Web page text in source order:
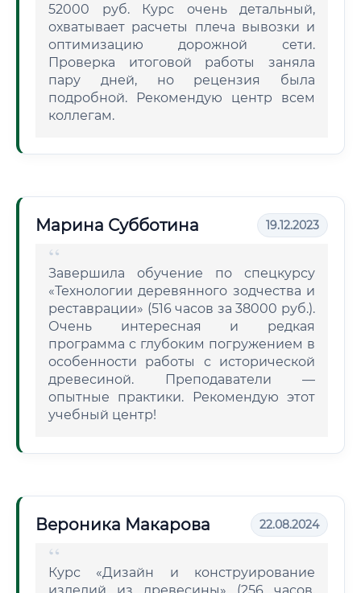
52000 руб. Курс очень детальный,
охватывает расчеты плеча вывозки и
оптимизацию дорожной сети.
Проверка итоговой работы заняла
пару дней, но рецензия была
подробной. Рекомендую центр всем
коллегам.
Марина Субботина 19.12.2023
Завершила обучение по спецкурсу
«Технологии деревянного зодчества и
реставрации» (516 часов за 38000 руб.).
Очень интересная и редкая
программа с глубоким погружением в
особенности работы с исторической
древесиной. Преподаватели —
опытные практики. Рекомендую этот
учебный центр!
Вероника Макарова 22.08.2024
Курс «Дизайн и конструирование